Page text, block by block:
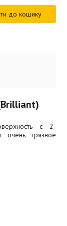
до кошику
с 2-
очень грязное